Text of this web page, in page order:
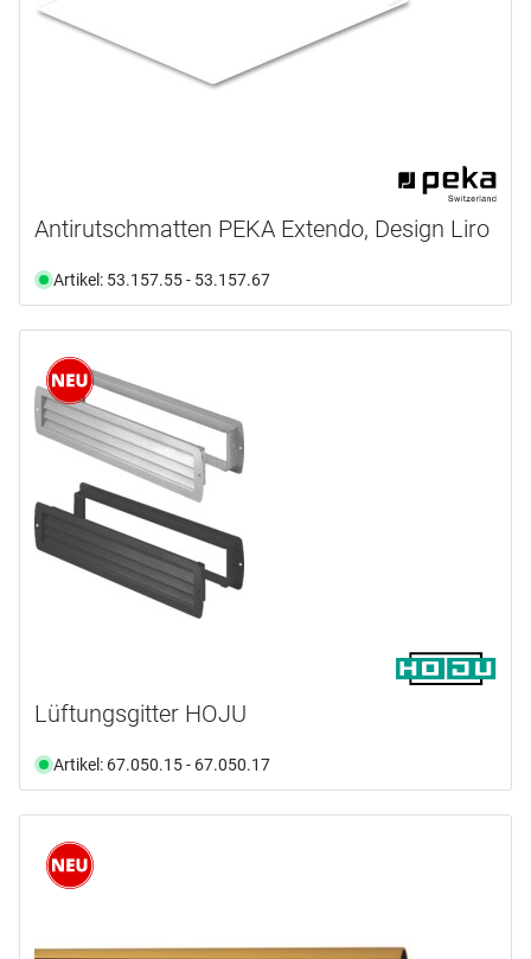
Antirutschmatten PEKA Extendo, Design Liro
Artikel: 53.157.55 - 53.157.67
Lüftungsgitter HOJU
Artikel: 67.050.15 - 67.050.17